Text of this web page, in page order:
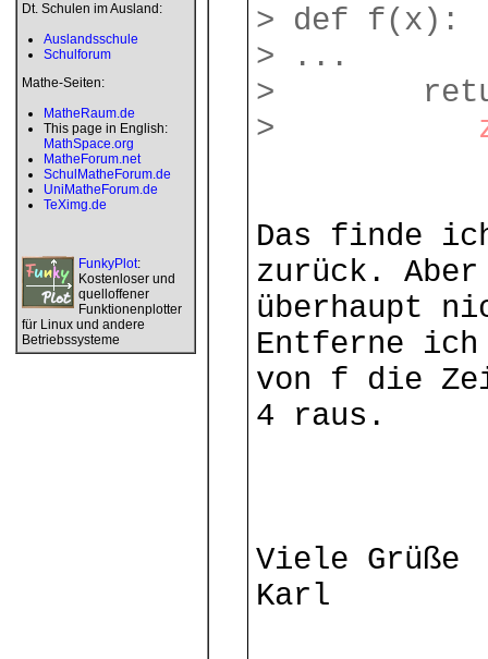
Dt. Schulen im Ausland:
Auslandsschule
Schulforum
Mathe-Seiten:
MatheRaum.de
This page in English:
MathSpace.org
MatheForum.net
SchulMatheForum.de
UniMatheForum.de
TeXimg.de
FunkyPlot:
Kostenloser und
quelloffener
Funktionenplotter
für Linux und andere
Betriebssysteme
> def f(x):
> ...
>
>
Das finde
zurück.
überhaupt
Entferne ich
von f die
4 raus.
Viele Grüße
Karl